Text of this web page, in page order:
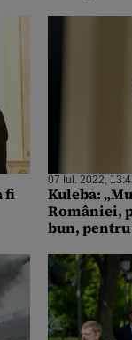
fi
07 Iul. 2022,
Kuleba:
României,
bun, pentru